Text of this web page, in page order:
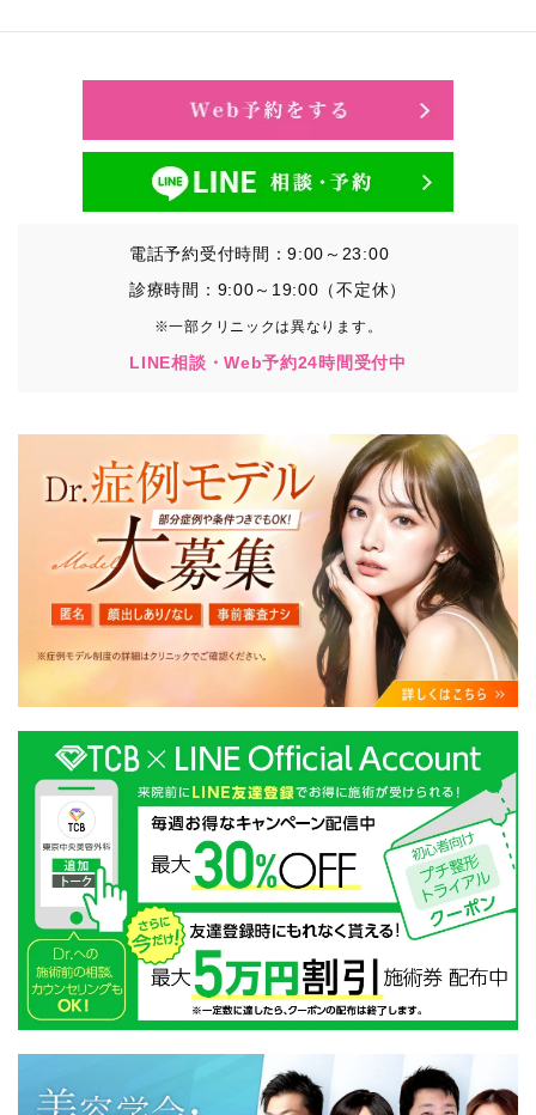
①TCBグループが患者様から取得する情報
・その他、特定の個人を識別することができる情報
②TCBグループが各種サービスの利用に関連して取得す
日時、閲覧履歴等に関連する情報
（これには、Cookie情報、アクセスログ等の利用状況に
関する情報を含みます。）
③TCBグループが第三者から間接的に収集する情報
患者様の同意を得た上で、以下の情報をパブリックDMP
・患者様の閲覧履歴、端末等の情報
【利用目的】
TCBグループは取得情報を以下の目的で利用いたしま
す。
・クリニックの来院予約、医療サービスの提供、医療関
連商品の販売、アフターケア対応、これらに付随する諸
対応等のサービス提供のため
・医療サービスの提供に関する他の医療機関、検査機関
及び研究機関との連携のため
・サービス向上を目的とした医療サービス・販売する医
療関連商品に関する患者様へのアンケートの送受信及び
これに付随する諸対応のため
・Cookie等の技術を用いたアクセス履歴、閲覧記録等に
関する情報の収集、分析
・閲覧記録等から趣味・嗜好を分析した情報を使用して
の広告に利用するため
・お問い合わせ又はご意見の内容確認及びその対応のた
め
・患者様のサービス利用状況の分析及び症例研究のため
・広告、宣伝、マーケティングのため
電話予約受付時間：9:00～23:00
診療時間：9:00～19:00（不定休）
※一部クリニックは異なります。
LINE相談・Web予約24時間受付中